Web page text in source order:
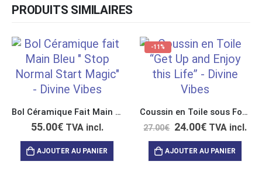
PRODUITS SIMILAIRES
Bol Céramique Fait Main Bleu “Stop Normal Start Magic”
55.00€ TVA incl.
AJOUTER AU PANIER
-11%
Coussin en Toile sous Forme de Nuage “Get Up and Enjoy this Life”
27.00€ 24.00€ TVA incl.
AJOUTER AU PANIER